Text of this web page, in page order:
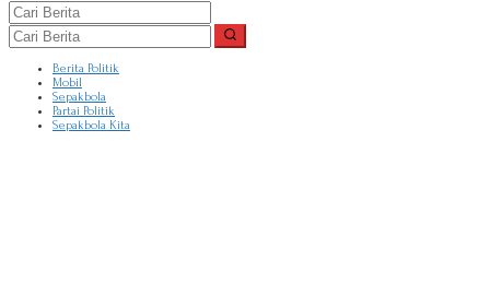
Berita Politik
Mobil
Sepakbola
Partai Politik
Sepakbola Kita